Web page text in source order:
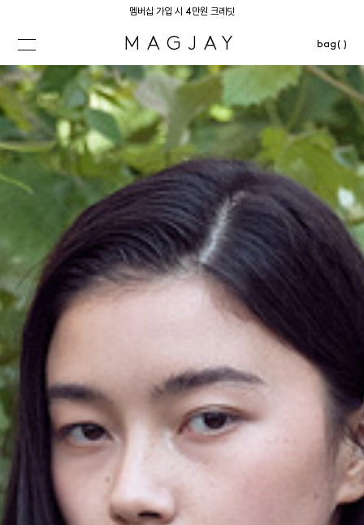
멤버십 가입 시 4만원 크레딧
MAGJAY bag( )